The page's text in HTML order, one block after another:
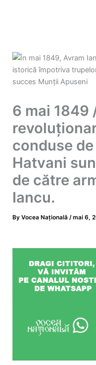
6 mai 1849
conduse
Hatvani
de către
Iancu.
By Vocea Națională /mai 6,